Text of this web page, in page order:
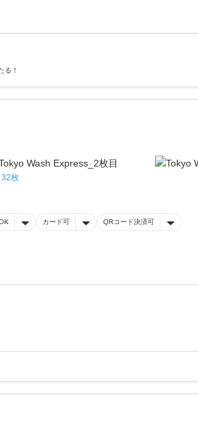
る！
32枚
カード可 QRコード決済可